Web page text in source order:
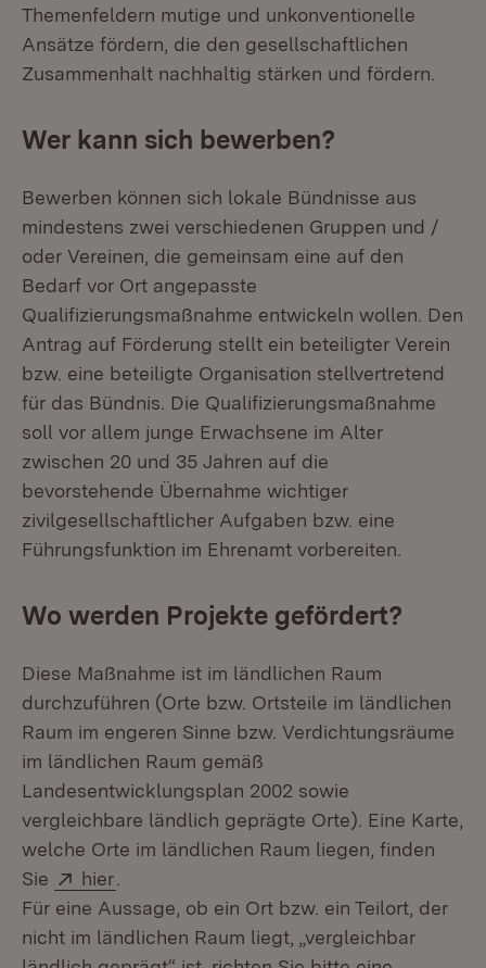
Themenfeldern mutige und unkonventionelle
Ansätze fördern, die den gesellschaftlichen
Zusammenhalt nachhaltig stärken und fördern.
Wer kann sich bewerben?
Bewerben können sich lokale Bündnisse aus
mindestens zwei verschiedenen Gruppen und /
oder Vereinen, die gemeinsam eine auf den
Bedarf vor Ort angepasste
Qualifizierungsmaßnahme entwickeln wollen. Den
Antrag auf Förderung stellt ein beteiligter Verein
bzw. eine beteiligte Organisation stellvertretend
für das Bündnis. Die Qualifizierungsmaßnahme
soll vor allem junge Erwachsene im Alter
zwischen 20 und 35 Jahren auf die
bevorstehende Übernahme wichtiger
zivilgesellschaftlicher Aufgaben bzw. eine
Führungsfunktion im Ehrenamt vorbereiten.
Wo werden Projekte gefördert?
Diese Maßnahme ist im ländlichen Raum
durchzuführen (Orte bzw. Ortsteile im ländlichen
Raum im engeren Sinne bzw. Verdichtungsräume
im ländlichen Raum gemäß
Landesentwicklungsplan 2002 sowie
vergleichbare ländlich geprägte Orte). Eine Karte,
welche Orte im ländlichen Raum liegen, finden
Sie
Extern:
hier
Für eine Aussage, ob ein Ort bzw. ein Teilort, der
nicht im ländlichen Raum liegt, „vergleichbar